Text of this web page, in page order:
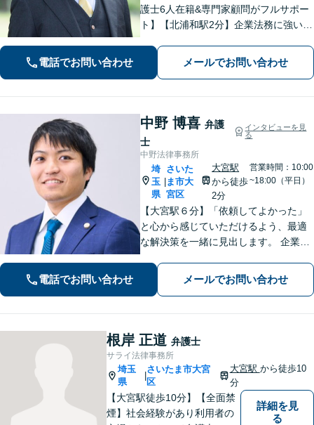
護士6人在籍&専門家顧問がフルサポー
ト】【北浦和駅2分】企業法務に強い弁
動産などに対応します。中小企業さ
ま、個人事業主さまからのご相談に注
電話でお問い合わせ メールでお問い合わせ
中野 博喜 弁護
士
インタビューを見
る
中野法律事務所
埼
玉
県
さいた
ま市大
宮区
大宮駅
から徒歩
2分
営業時間：10:00
~18:00（平日）
【大宮駅６分】「依頼してよかった」
と心から感じていただけるよう、最適
な解決策を一緒に見出します。 企業法
／労務など。お困りごとやお悩みは、
どうぞお気軽にお知らせください。
電話でお問い合わせ メールでお問い合わせ
根岸 正道 弁護士
サライ法律事務所
埼玉
県
|
さいたま市大宮
区
大宮駅 から徒歩10
分
【大宮駅徒歩10分】【全面禁
煙】社会経験があり利用者の
詳細を見
る